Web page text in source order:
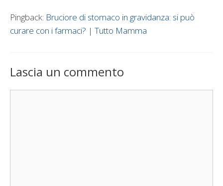
Pingback: Bruciore di stomaco in gravidanza: si può
curare con i farmaci? | Tutto Mamma
Lascia un commento